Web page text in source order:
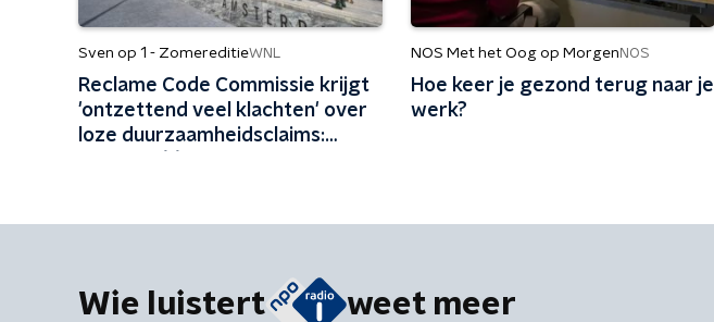
Sven op 1 - ZomereditieWNL
Reclame Code Commissie krijgt
'ontzettend veel klachten' over
loze duurzaamheidsclaims:
NOS Met het Oog op Morgen NOS
Hoe keer je gezond terug naar je
werk?
Wie luistert weet meer